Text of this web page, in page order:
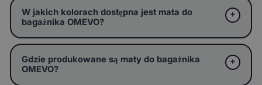
W jakich kolorach dostępna jest mata do
bagażnika OMEVO?
Gdzie produkowane są maty do bagażnika
OMEVO?